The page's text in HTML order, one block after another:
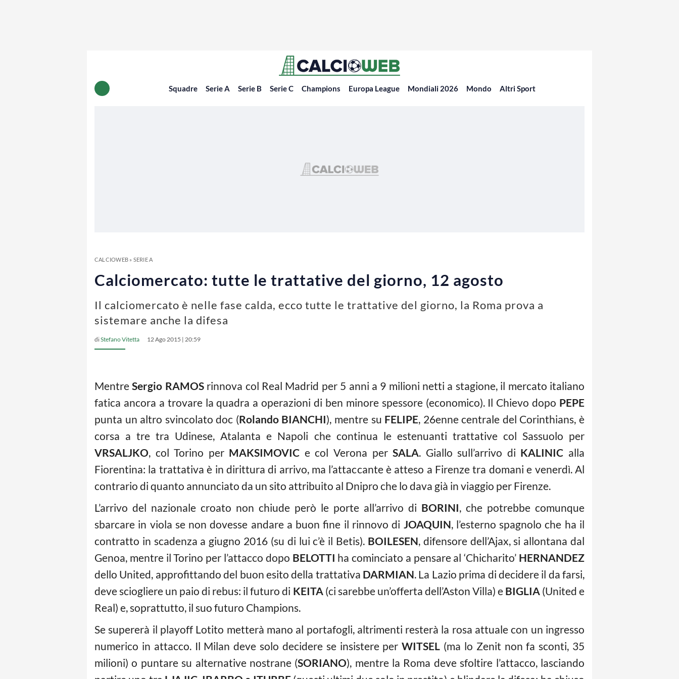
Squadre Serie A Serie B Serie C Champions Europa League Mondiali 2026 Mondo Altri Sport
CALCIOWEB» SERIE A
Calciomercato: tutte le trattative del giorno, 12 agosto
Il calciomercato è nelle fase calda, ecco tutte le trattative del giorno, la Roma prova a
sistemare anche la difesa
diStefano Vitetta 12 Ago 2015 | 20:59
MentreSergio RAMOSrinnova col Real Madrid per 5 anni a 9 milioni netti a stagione, il mercato italiano
fatica ancora a trovare la quadra a operazioni di ben minore spessore (economico). Il Chievo dopo PEPE
punta un altro svincolato doc (Rolando BIANCHI), mentre su FELIPE, 26enne centrale del Corinthians, è
corsa a tre tra Udinese, Atalanta e Napoli che continua le estenuanti trattative col Sassuolo per
VRSALJKO, col Torino per MAKSIMOVIC e col Verona perSALA. Giallo sull’arrivo di KALINIC alla
Fiorentina: la trattativa è in dirittura di arrivo, ma l’attaccante è atteso a Firenze tra domani e venerdì. Al
contrario di quanto annunciato da un sito attribuito al Dnipro che lo dava già in viaggio per Firenze.
L’arrivo del nazionale croato non chiude però le porte all’arrivo di BORINI, che potrebbe comunque
sbarcare in viola se non dovesse andare a buon fine il rinnovo di JOAQUIN, l’esterno spagnolo che ha il
contratto in scadenza a giugno 2016 (su di lui c’è il Betis). BOILESEN, difensore dell’Ajax, si allontana dal
Genoa, mentre il Torino per l’attacco dopo BELOTTI ha cominciato a pensare al ‘Chicharito’ HERNANDEZ
dello United, approfittando del buon esito della trattativa DARMIAN. La Lazio prima di decidere il da farsi,
deve sciogliere un paio di rebus: il futuro di KEITA(ci sarebbe un’offerta dell’Aston Villa) e BIGLIA(United e
Real) e, soprattutto, il suo futuro Champions.
Se supererà il playoff Lotito metterà mano al portafogli, altrimenti resterà la rosa attuale con un ingresso
numerico in attacco. Il Milan deve solo decidere se insistere perWITSEL (ma lo Zenit non fa sconti, 35
milioni) o puntare su alternative nostrane (SORIANO), mentre la Roma deve sfoltire l’attacco, lasciando